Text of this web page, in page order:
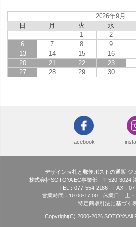
2026年9月
日
月 火 水
1
2
6
7 8 9
13
14 15 16
20
21 22 23
27
28 29 30
facebook
デザイン表札と郵便ポストの通販 ジ
株式会社SOTOYA EC事業部 〒520-3024
TEL：077-554-2186 FAX：
営業時間：10:00-17:00 休業日：土
特定商取引法に基づく
Copyright(C) 2000-2026 SOTOYA All